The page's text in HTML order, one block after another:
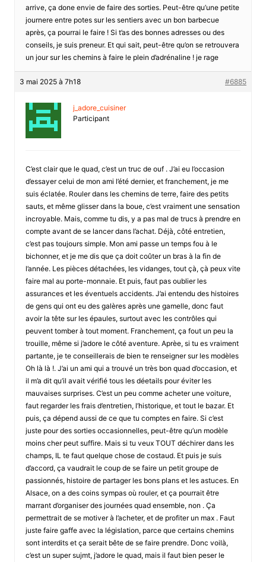
arrive, ça done envie de faire des sorties. Peut-être qu’une petite
journere entre potes sur les sentiers avec un bon barbecue
après, ça pourrai le faire ! Si t’as des bonnes adresses ou des
conseils, je suis preneur. Et qui sait, peut-être qu’on se retrouvera
un jour sur les chemins à faire le plein d’adrénaline ! je rage
3 mai 2025 à 7h18 #6885
j_adore_cuisiner
Participant
C’est clair que le quad, c’est un truc de ouf . J’ai eu l’occasion
d’essayer celui de mon ami l’été dernier, et franchement, je me
suis éclatée. Rouler dans les chemins de terre, faire des petits
sauts, et même glisser dans la boue, c’est vraiment une sensation
incroyable. Mais, comme tu dis, y a pas mal de trucs à prendre en
compte avant de se lancer dans l’achat. Déjà, côté entretien,
c’est pas toujours simple. Mon ami passe un temps fou à le
bichonner, et je me dis que ça doit coûter un bras à la fin de
l’année. Les pièces détachées, les vidanges, tout çà, çà peux vite
faire mal au porte-monnaie. Et puis, faut pas oublier les
assurances et les éventuels accidents. J’ai entendu des histoires
de gens qui ont eu des galères après une gamelle, donc faut
avoir la tête sur les épaules, surtout avec les contrôles qui
peuvent tomber à tout moment. Franchement, ça fout un peu la
trouille, même si j’adore le côté aventure. Aprèe, si tu es vraiment
partante, je te conseillerais de bien te renseigner sur les modèles
Oh là là !. J’ai un ami qui a trouvé un très bon quad d’occasion, et
il m’a dit qu’il avait vérifié tous les déetails pour éviter les
mauvaises surprises. C’est un peu comme acheter une voiture,
faut regarder les frais d’entretien, l’historique, et tout le bazar. Et
puis, ça dépend aussi de ce que tu comptes en faire. Si c’est
juste pour des sorties occasionnelles, peut-être qu’un modèle
moins cher peut suffire. Mais si tu veux TOUT déchirer dans les
champs, IL te faut quelque chose de costaud. Et puis je suis
d’accord, ça vaudrait le coup de se faire un petit groupe de
passionnés, histoire de partager les bons plans et les astuces. En
Alsace, on a des coins sympas où rouler, et ça pourrait être
marrant d’organiser des journées quad ensemble, non . Ça
permettrait de se motiver à l’acheter, et de profiter un max . Faut
juste faire gaffe avec la législation, parce que certains chemins
sont interdits et ça serait bête de se faire prendre. Donc voilà,
c’est un super sujmt, j’adore le quad, mais il faut bien peser le